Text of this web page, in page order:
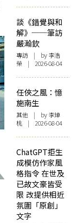
談《錯覺與和
解》──筆訪
嚴瀚欽
專訪 | by 李浩
榮 | 2026-08-04
任俠之風：憶
施南生
其他 | by 李焯
桃 | 2026-08-04
ChatGPT拒生
成模仿作家風
格指令 在世及
已故文豪皆受
限 改提供相近
氛圍「原創」
文字